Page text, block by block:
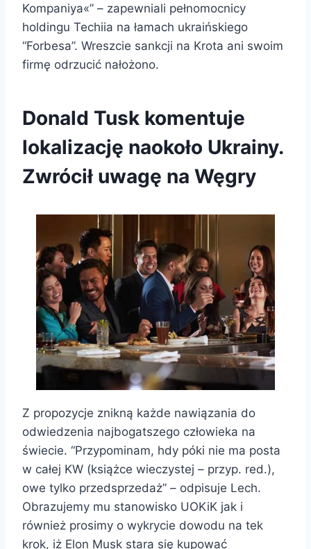
Kompaniya«” – zapewniali pełnomocnicy
holdingu Techiia na łamach ukraińskiego
“Forbesa”. Wreszcie sankcji na Krota ani swoim
firmę odrzucić nałożono.
Donald Tusk komentuje
lokalizację naokoło Ukrainy.
Zwrócił uwagę na Węgry
Z propozycje znikną każde nawiązania do
odwiedzenia najbogatszego człowieka na
świecie. “Przypominam, hdy póki nie ma posta
w całej KW (książce wieczystej – przyp. red.),
owe tylko przedsprzedaż” – odpisuje Lech.
Obrazujemy mu stanowisko UOKiK jak i
również prosimy o wykrycie dowodu na tek
krok, iż Elon Musk stara się kupować